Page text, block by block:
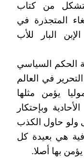
تتشكل من كتاب
المتجذرة في
البار للأب
الحكم السياسي
في العالم
يؤمن مثلها
وبإحتكار
ولو حاول الكذب
هي بعيدة كل
بها أصلا.